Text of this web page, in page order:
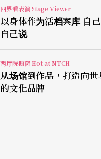
四界看表演 Stage Viewer
以身体作为活档案库 自
自己说
两厅院橱窗 Hot at NTCH
从场馆到作品，打造向世
的文化品牌